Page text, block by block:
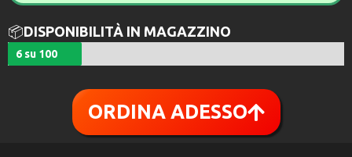
📦DISPONIBILITÀ IN MAGAZZINO
6 su 100
ORDINA ADESSO